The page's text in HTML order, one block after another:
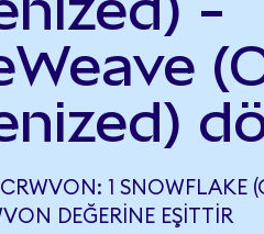
1 SNOWFLAKE
DEĞERINE EŞITTIR